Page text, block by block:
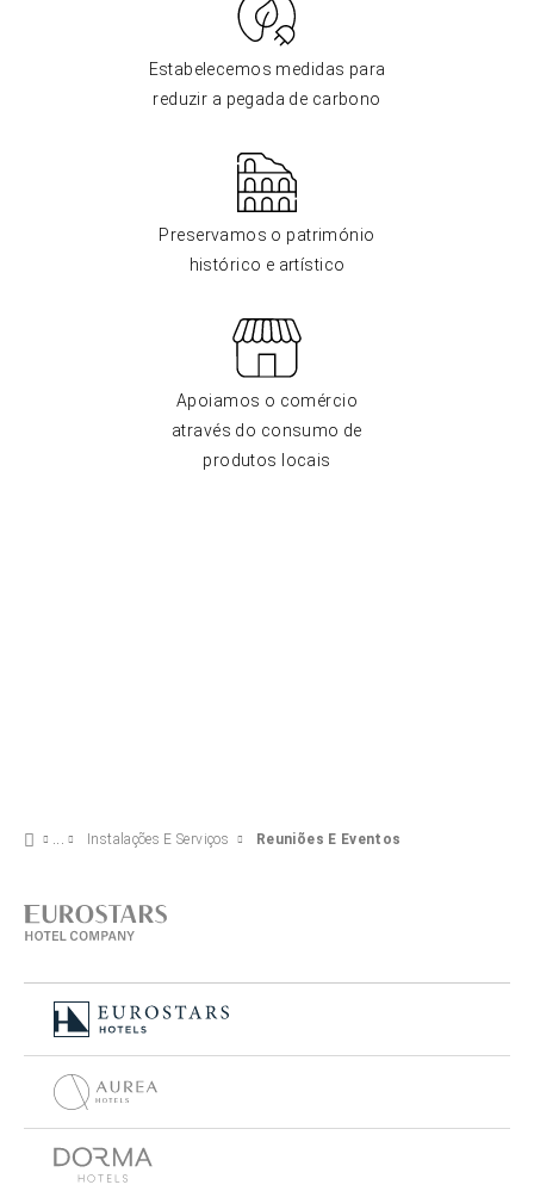
Estabelecemos medidas para
reduzir a pegada de carbono
Preservamos o património
histórico e artístico
Apoiamos o comércio
através do consumo de
produtos locais
Instalações E Serviços Reuniões E Eventos